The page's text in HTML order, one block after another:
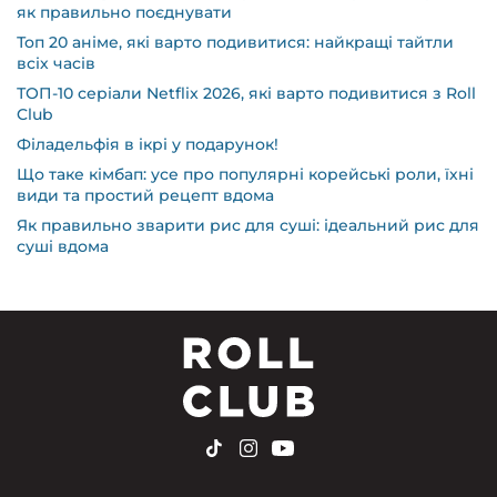
як правильно поєднувати
Топ 20 аніме, які варто подивитися: найкращі тайтли
всіх часів
ТОП-10 серіали Netflix 2026, які варто подивитися з Roll
Club
Філадельфія в ікрі у подарунок!
Що таке кімбап: усе про популярні корейські роли, їхні
види та простий рецепт вдома
Як правильно зварити рис для суші: ідеальний рис для
суші вдома